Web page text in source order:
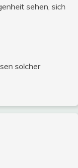
sehen, sich
solcher